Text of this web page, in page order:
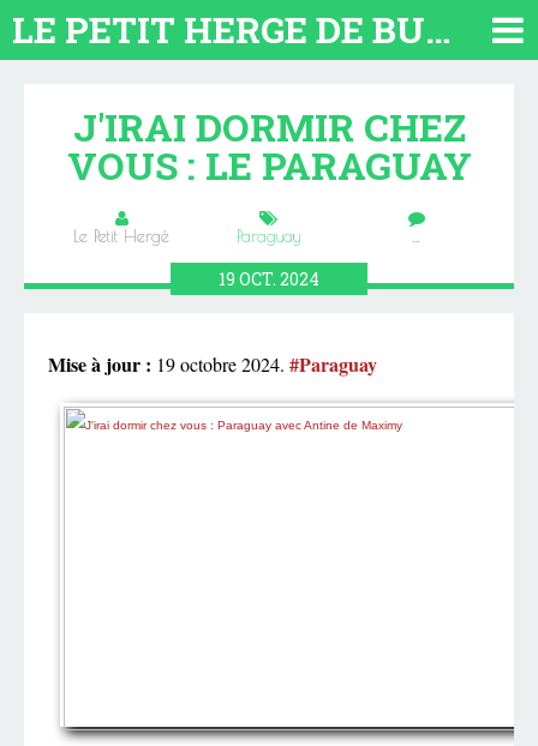
LE PETIT HERGE DE BUENOS AIRES 2026. TOUT SUR L'ARGENTINE
J'IRAI DORMIR CHEZ
VOUS : LE PARAGUAY
Le Petit Hergé Paraguay …
19 OCT. 2024
Mise à jour : 19 octobre 2024. #Paraguay